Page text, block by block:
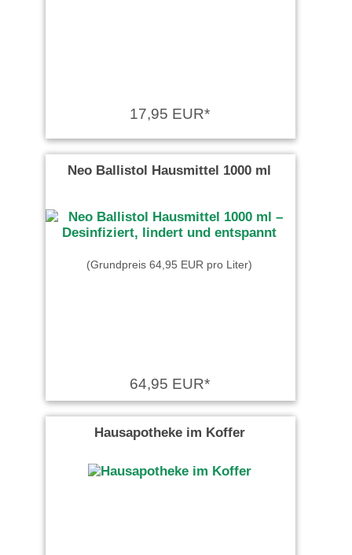
17,95 EUR*
Neo Ballistol Hausmittel 1000 ml
(Grundpreis 64,95 EUR pro Liter)
64,95 EUR*
Hausapotheke im Koffer